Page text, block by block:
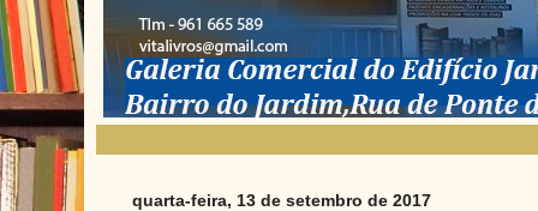
quarta-feira, 13 de setembro de 2017